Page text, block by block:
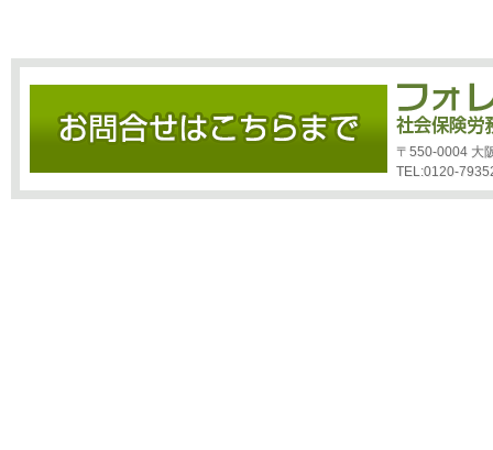
〒550-0004 大
TEL:0120-